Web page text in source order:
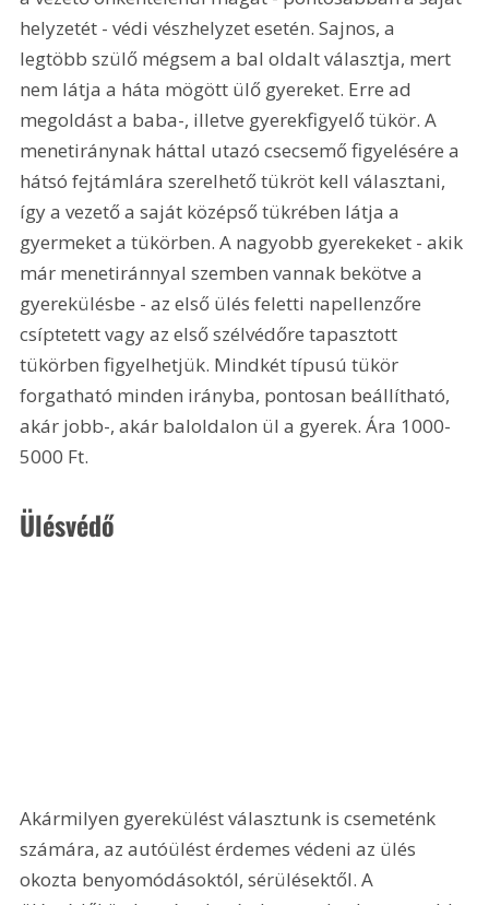
helyzetét - védi vészhelyzet esetén. Sajnos, a
legtöbb szülő mégsem a bal oldalt választja, mert
nem látja a háta mögött ülő gyereket. Erre ad
megoldást a baba-, illetve gyerekfigyelő tükör. A
menetiránynak háttal utazó csecsemő figyelésére a
hátsó fejtámlára szerelhető tükröt kell választani,
így a vezető a saját középső tükrében látja a
gyermeket a tükörben. A nagyobb gyerekeket - akik
már menetiránnyal szemben vannak bekötve a
gyerekülésbe - az első ülés feletti napellenzőre
csíptetett vagy az első szélvédőre tapasztott
tükörben figyelhetjük. Mindkét típusú tükör
forgatható minden irányba, pontosan beállítható,
akár jobb-, akár baloldalon ül a gyerek. Ára 1000-
5000 Ft.
Ülésvédő
Akármilyen gyerekülést választunk is csemeténk
számára, az autóülést érdemes védeni az ülés
okozta benyomódásoktól, sérülésektől. A